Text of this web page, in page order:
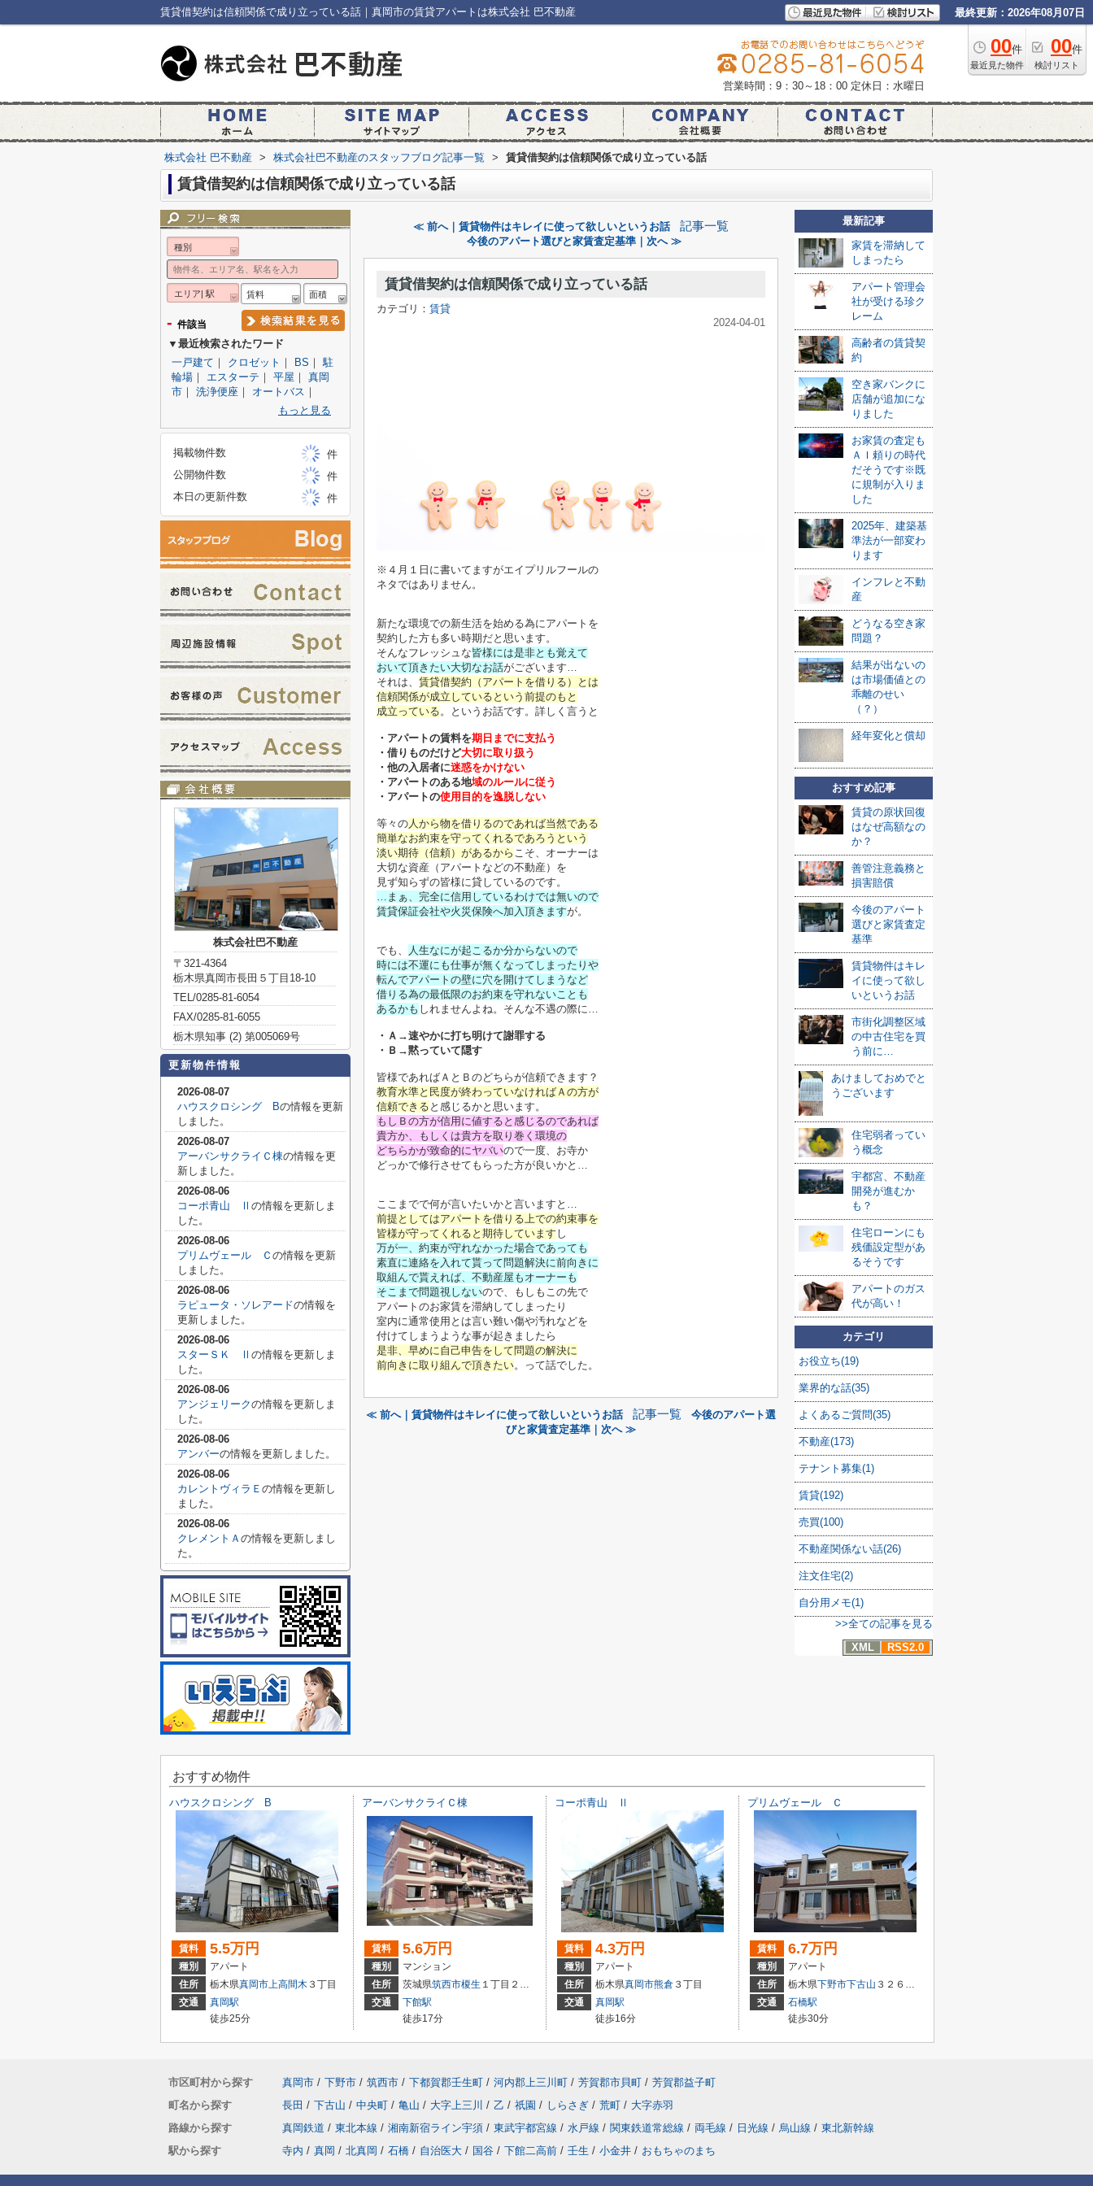
賃貸借契約は信頼関係で成り立っている話｜真岡市の賃貸アパートは株式会社 巴不動産 最終更新：2026年08月07日
00件
最近見た物件
00件
検討リスト
営業時間：9：30～18：00 定休日：水曜日
株式会社 巴不動産 > 株式会社巴不動産のスタッフブログ記事一覧 > 賃貸借契約は信頼関係で成り立っている話
賃貸借契約は信頼関係で成り立っている話
≪ 前へ｜賃貸物件はキレイに使って欲しいというお話 記事一覧
今後のアパート選びと家賃査定基準｜次へ ≫
賃貸借契約は信頼関係で成り立っている話
カテゴリ： 賃貸
2024-04-01
※４月１日に書いてますがエイプリルフールの
ネタではありません。
新たな環境での新生活を始める為にアパートを
契約した方も多い時期だと思います。
そんなフレッシュな皆様には是非とも覚えて
おいて頂きたい大切なお話がございます…
それは、 賃貸借契約（アパートを借りる）とは
信頼関係が成立しているという前提のもと
成立っている。というお話です。詳しく言うと
・アパートの賃料を期日までに支払う
・借りものだけど大切に取り扱う
・他の入居者に迷惑をかけない
・アパートのある地域のルールに従う
・アパートの使用目的を逸脱しない
等々の人から物を借りるのであれば当然である
簡単なお約束を守ってくれるであろうという
淡い期待（信頼）があるから こそ、オーナーは
大切な資産（アパートなどの不動産）を
見ず知らずの皆様に貸しているのです。
…まぁ、完全に信用しているわけでは無いので
賃貸保証会社や火災保険へ加入頂きますが。
でも、
人生なにが起こるか分からないので
時には不運にも仕事が無くなってしまったりや
転んでアパートの壁に穴を開けてしまうなど
借りる為の最低限のお約束を守れないことも
あるかも しれませんよね。そんな不遇の際に…
・Ａ→速やかに打ち明けて謝罪する
・Ｂ→黙っていて隠す
皆様であればＡとＢのどちらが信頼できます？
教育水準と民度が終わっていなければＡの方が
信頼できる と感じるかと思います。
もしＢの方が信用に値すると感じるのであれば
貴方か、もしくは貴方を取り巻く環境の
どちらかが致命的にヤバいので一度、お寺か
どっかで修行させてもらった方が良いかと…
ここまでで何が言いたいかと言いますと…
前提としてはアパートを借りる上での約束事を
皆様が守ってくれると期待しています し
万が一、約束が守れなかった場合であっても
素直に連絡を入れて貰って問題解決に前向きに
取組んで貰えれば、不動産屋もオーナーも
そこまで問題視しないので、もしもこの先で
アパートのお家賃を滞納してしまったり
室内に通常使用とは言い難い傷や汚れなどを
付けてしまうような事が起きましたら
是非、早めに自己申告をして問題の解決に
前向きに取り組んで頂きたい。って話でした。
≪ 前へ｜賃貸物件はキレイに使って欲しいというお話 記事一覧
今後のアパート選
びと家賃査定基準｜次へ ≫
最新記事
家賃を滞納して
しまったら
アパート管理会
社が受ける珍ク
レーム
高齢者の賃貸契
約
空き家バンクに
店舗が追加にな
りました
お家賃の査定も
ＡＩ頼りの時代
だそうです※既
に規制が入りま
した
2025年、建築基
準法が一部変わ
ります
インフレと不動
産
どうなる空き家
問題？
結果が出ないの
は市場価値との
乖離のせい
（？）
経年変化と償却
おすすめ記事
賃貸の原状回復
はなぜ高額なの
か？
善管注意義務と
損害賠償
今後のアパート
選びと家賃査定
基準
賃貸物件はキレ
イに使って欲し
いというお話
市街化調整区域
の中古住宅を買
う前に…
あけましておめでと
うございます
住宅弱者ってい
う概念
宇都宮、不動産
開発が進むか
も？
住宅ローンにも
残価設定型があ
るそうです
アパートのガス
代が高い！
カテゴリ
お役立ち(19)
業界的な話(35)
よくあるご質問(35)
不動産(173)
テナント募集(1)
賃貸(192)
売買(100)
不動産関係ない話(26)
注文住宅(2)
自分用メモ(1)
>>全ての記事を見る
XML
RSS2.0
種別
エリア| 駅 賃料 面積
- 件該当
▼最近検索されたワード
一戸建て ｜ クロゼット ｜ BS ｜駐
輪場 ｜ エスターテ ｜ 平屋 ｜ 真岡
市 ｜ 洗浄便座 ｜ オートバス ｜
もっと見る
掲載物件数
件
公開物件数
件
本日の更新件数
件
株式会社巴不動産
〒321-4364
栃木県真岡市長田５丁目18-10
TEL/0285-81-6054
FAX/0285-81-6055
栃木県知事 (2) 第005069号
更新物件情報
2026-08-07
ハウスクロシング Bの情報を更新
しました。
2026-08-07
アーバンサクライＣ棟の情報を更
新しました。
2026-08-06
コーポ青山 Ⅱ の情報を更新しま
した。
2026-08-06
プリムヴェール Ｃ の情報を更新
しました。
2026-08-06
ラピュータ・ソレアードの情報を
更新しました。
2026-08-06
スターＳＫ Ⅱ の情報を更新しま
した。
2026-08-06
アンジェリークの情報を更新しま
した。
2026-08-06
アンバーの情報を更新しました。
2026-08-06
カレントヴィラＥ の情報を更新し
ました。
2026-08-06
クレメントＡ の情報を更新しまし
た。
おすすめ物件
ハウスクロシング B
賃料 5.5万円
種別
アパート
住所
栃木県真岡市上高間木 ３丁目
交通
真岡駅
徒歩25分
アーバンサクライＣ棟
賃料 5.6万円
種別
マンション
住所
茨城県筑西市榎生 １丁目２－６
交通
下館駅
徒歩17分
コーポ青山 Ⅱ
賃料 4.3万円
種別
アパート
住所
栃木県真岡市熊倉 ３丁目
交通
真岡駅
徒歩16分
プリムヴェール Ｃ
賃料 6.7万円
種別
アパート
住所
栃木県下野市下古山 ３２６０－７
交通
石橋駅
徒歩30分
市区町村から探す 真岡市 / 下野市 / 筑西市 / 下都賀郡壬生町 / 河内郡上三川町 / 芳賀郡市貝町 / 芳賀郡益子町
町名から探す
長田 / 下古山 / 中央町 / 亀山 / 大字上三川 / 乙 / 祇園 / しらさぎ / 荒町 / 大字赤羽
路線から探す
真岡鉄道 / 東北本線 / 湘南新宿ライン宇須 / 東武宇都宮線 / 水戸線 / 関東鉄道常総線 / 両毛線 / 日光線 / 烏山線 / 東北新幹線
駅から探す
寺内 / 真岡 / 北真岡 / 石橋 / 自治医大 / 国谷 / 下館二高前 / 壬生 / 小金井 / おもちゃのまち